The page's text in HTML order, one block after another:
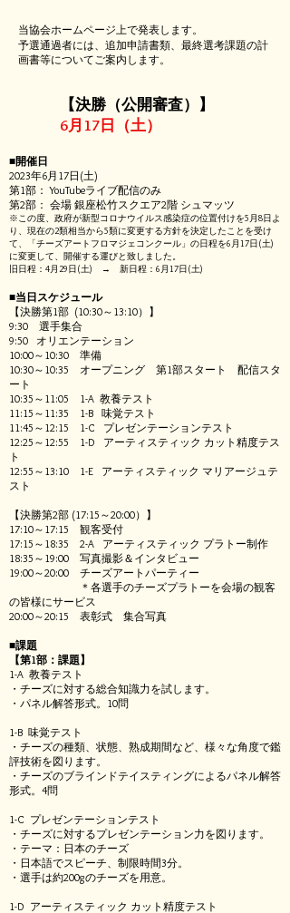
当協会ホームページ上で発表します。
予選通過者には、追加申請書類、最終選考課題の計
画書等についてご案内します。
【決勝（公開審査）】
6月17日（土）
■開催日
2023年6月17日(土)
第1部： YouTubeライブ配信のみ
第2部： 会場 銀座松竹スクエア2階 シュマッツ
※この度、政府が新型コロナウイルス感染症の位置付けを5月8日よ
り、現在の2類相当から5類に変更する方針を決定したことを受け
て、「チーズアートフロマジェコンクール」の日程を6月17日(土)
に変更して、開催する運びと致しました。
​​旧日程：4月29日(土) → 新日程：6月17日(土)
■当日スケジュール
【決勝第1部 (10:30～13:10）】
9:30 選手集合
9:50 オリエンテーション
10:00～10:30 準備
10:30～10:35 オープニング 第1部スタート 配信スタ
ート
10:35～11:05 1-A 教養テスト
11:15～11:35 1-B 味覚テスト
11:45～12:15 1-C プレゼンテーションテスト
12:25～12:55 1-D アーティスティック カット精度テス
ト
12:55～13:10 1-E アーティスティック マリアージュテ
スト
【決勝第2部 (17:15～20:00）】
17:10～17:15 観客受付
17:15～18:35 2-A アーティスティック プラトー制作
18:35～19:00 写真撮影＆インタビュー
19:00～20:00 チーズアートパーティー
＊各選手のチーズプラトーを会場の観客
の皆様にサービス
20:00～20:15 表彰式 集合写真
■課題
【第1部：課題】
1-A 教養テスト
・チーズに対する総合知識力を試します。
・パネル解答形式。10問
1-B 味覚テスト
・チーズの種類、状態、熟成期間など、様々な角度で鑑
評技術を図ります。
・チーズのブラインドテイスティングによるパネル解答
形式。4問
1-C プレゼンテーションテスト
・チーズに対するプレゼンテーション力を図ります。
・テーマ：日本のチーズ
・日本語でスピーチ、制限時間3分。
・選手は約200gのチーズを用意。
1-D アーティスティック カット精度テスト